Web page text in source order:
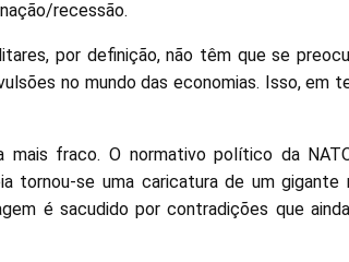
recessão.
por definição, não têm que se
no mundo das economias. Isso, em
fraco. O normativo político da
tornou-se uma caricatura de um gigante
é sacudido por contradições que